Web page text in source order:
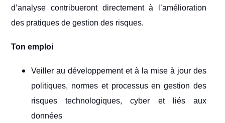
d’analyse contribueront directement à l’amélioration
des pratiques de gestion des risques.
Ton emploi
Veiller au développement et à la mise à jour des
politiques, normes et processus en gestion des
risques technologiques, cyber et liés aux
données